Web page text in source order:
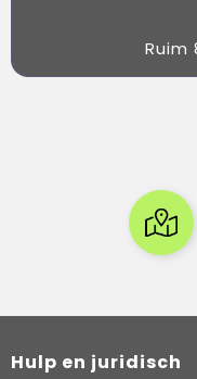
Ruim
Hulp en juridisch